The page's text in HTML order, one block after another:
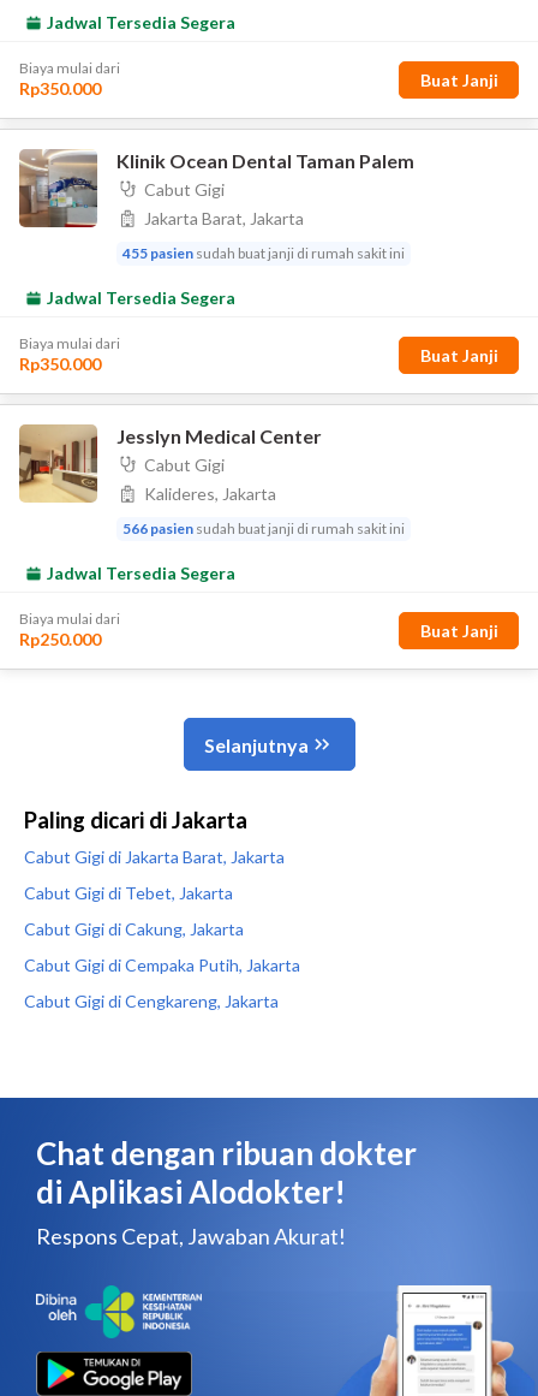
Paling dicari di Jakarta
Cabut Gigi di Jakarta Barat, Jakarta
Cabut Gigi di Tebet, Jakarta
Cabut Gigi di Cakung, Jakarta
Cabut Gigi di Cempaka Putih, Jakarta
Cabut Gigi di Cengkareng, Jakarta